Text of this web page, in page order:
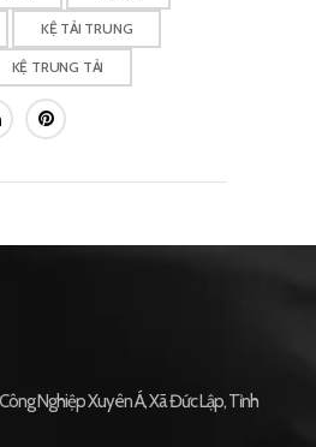
KỆ TẢI TRUNG
KỆ TRUNG TẢI
Nghiệp Xuyên Á, Xã Đức Lập, Tỉnh